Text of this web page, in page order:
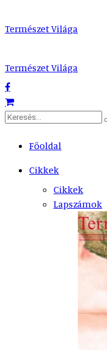
Természet Világa
Természet Világa
Főoldal
Cikkek
Cikkek
Lapszámok